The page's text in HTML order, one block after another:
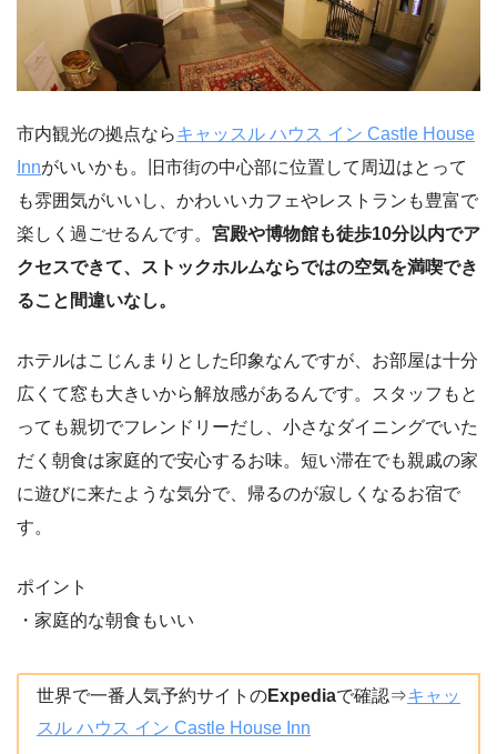
市内観光の拠点ならキャッスル ハウス イン Castle House
Innがいいかも。旧市街の中心部に位置して周辺はとって
も雰囲気がいいし、かわいいカフェやレストランも豊富で
楽しく過ごせるんです。 宮殿や博物館も徒歩10分以内でア
クセスできて、ストックホルムならではの空気を満喫でき
ること間違いなし。
ホテルはこじんまりとした印象なんですが、お部屋は十分
広くて窓も大きいから解放感があるんです。スタッフもと
っても親切でフレンドリーだし、小さなダイニングでいた
だく朝食は家庭的で安心するお味。短い滞在でも親戚の家
に遊びに来たような気分で、帰るのが寂しくなるお宿で
す。
ポイント
・家庭的な朝食もいい
世界で一番人気予約サイトのExpediaで確認⇒キャッ
スル ハウス イン Castle House Inn